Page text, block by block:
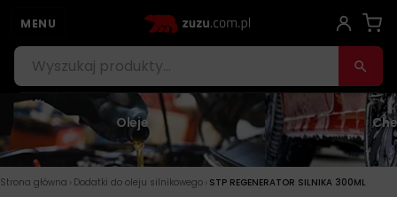
MENU
Oleje
Strona główna › Dodatki do oleju silnikowego › STP REGENERATOR SILNIKA 300ML